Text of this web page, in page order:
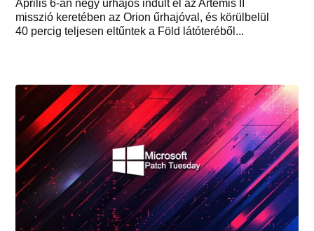
Április 6-án négy űrhajós indult el az Artemis II
misszió keretében az Orion űrhajóval, és körülbelül
40 percig teljesen eltűntek a Föld látóteréből...